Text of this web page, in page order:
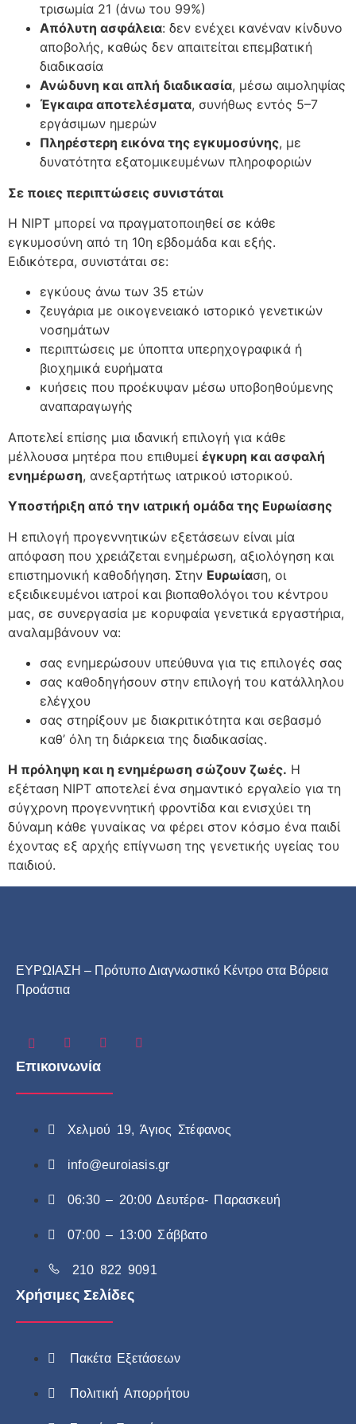
τρισωμία 21 (άνω του 99%)
Απόλυτη ασφάλεια: δεν ενέχει κανέναν κίνδυνο
αποβολής, καθώς δεν απαιτείται επεμβατική
διαδικασία
Ανώδυνη και απλή διαδικασία, μέσω αιμοληψίας
Έγκαιρα αποτελέσματα, συνήθως εντός 5–7
εργάσιμων ημερών
Πληρέστερη εικόνα της εγκυμοσύνης, με
δυνατότητα εξατομικευμένων πληροφοριών
Σε ποιες περιπτώσεις συνιστάται
Η NIPT μπορεί να πραγματοποιηθεί σε κάθε
εγκυμοσύνη από τη 10η εβδομάδα και εξής.
Ειδικότερα, συνιστάται σε:
εγκύους άνω των 35 ετών
ζευγάρια με οικογενειακό ιστορικό γενετικών
νοσημάτων
περιπτώσεις με ύποπτα υπερηχογραφικά ή
βιοχημικά ευρήματα
κυήσεις που προέκυψαν μέσω υποβοηθούμενης
αναπαραγωγής
Αποτελεί επίσης μια ιδανική επιλογή για κάθε
μέλλουσα μητέρα που επιθυμεί έγκυρη και ασφαλή
ενημέρωση, ανεξαρτήτως ιατρικού ιστορικού.
Υποστήριξη από την ιατρική ομάδα της Ευρωίασης
Η επιλογή προγεννητικών εξετάσεων είναι μία
απόφαση που χρειάζεται ενημέρωση, αξιολόγηση και
επιστημονική καθοδήγηση. Στην Ευρωίαση, οι
εξειδικευμένοι ιατροί και βιοπαθολόγοι του κέντρου
μας, σε συνεργασία με κορυφαία γενετικά εργαστήρια,
αναλαμβάνουν να:
σας ενημερώσουν υπεύθυνα για τις επιλογές σας
σας καθοδηγήσουν στην επιλογή του κατάλληλου
ελέγχου
σας στηρίξουν με διακριτικότητα και σεβασμό
καθ’ όλη τη διάρκεια της διαδικασίας.
Η πρόληψη και η ενημέρωση σώζουν ζωές. Η
εξέταση NIPT αποτελεί ένα σημαντικό εργαλείο για τη
σύγχρονη προγεννητική φροντίδα και ενισχύει τη
δύναμη κάθε γυναίκας να φέρει στον κόσμο ένα παιδί
έχοντας εξ αρχής επίγνωση της γενετικής υγείας του
παιδιού.
ΕΥΡΩΙΑΣΗ – Πρότυπο Διαγνωστικό Κέντρο στα Βόρεια
Προάστια
Επικοινωνία
Χελμού 19, Άγιος Στέφανος
info@euroiasis.gr
06:30 – 20:00 Δευτέρα- Παρασκευή
07:00 – 13:00 Σάββατο
210 822 9091
Χρήσιμες Σελίδες
Πακέτα Εξετάσεων
Πολιτική Απορρήτου